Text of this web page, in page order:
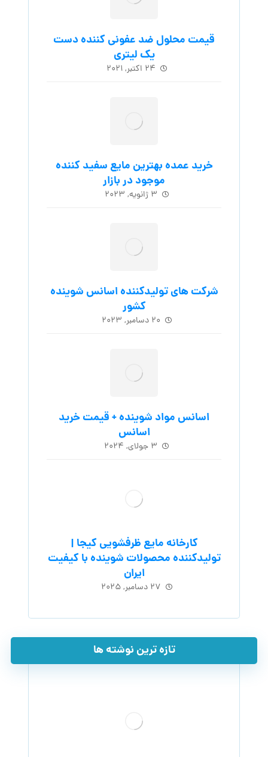
قیمت محلول ضد عفونی کننده دست
یک لیتری
۲۴ اکتبر, ۲۰۲۱
خرید عمده بهترین مایع سفید کننده
موجود در بازار
۳ ژانویه, ۲۰۲۳
شرکت های تولیدکننده اسانس شوینده
کشور
۲۰ دسامبر, ۲۰۲۳
اسانس مواد شوینده + قیمت خرید
اسانس
۳ جولای, ۲۰۲۴
کارخانه مایع ظرفشویی کیجا |
تولیدکننده محصولات شوینده با کیفیت
ایران
۲۷ دسامبر, ۲۰۲۵
تازه ترین نوشته ها